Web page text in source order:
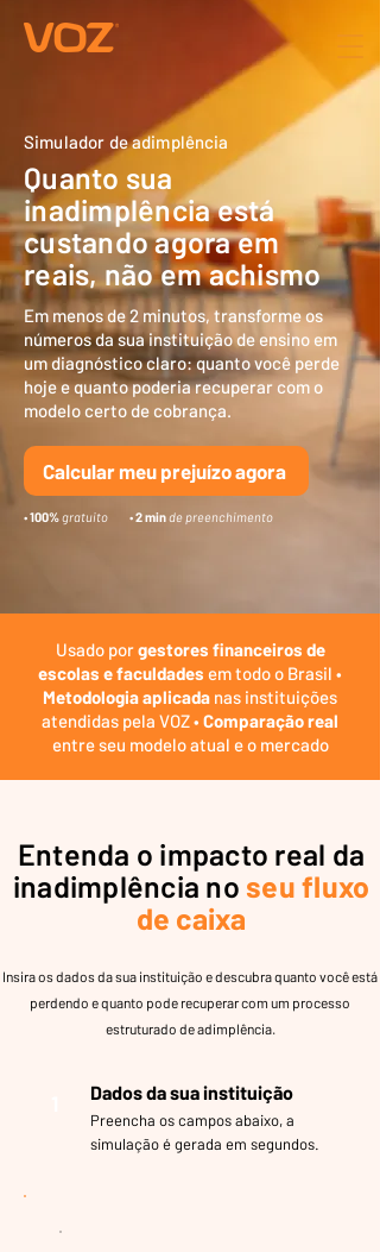
Simulador de adimplência
Quanto sua
inadimplência está
custando agora em
reais, não em achismo
Em menos de 2 minutos, transforme os
números da sua instituição de ensino em
um diagnóstico claro: quanto você perde
hoje e quanto poderia recuperar com o
modelo certo de cobrança.
Calcular meu prejuízo agora
•100%gratuito •2 minde preenchimento
Usado porgestores financeiros de
escolas e faculdades em todo o Brasil •
Metodologia aplicada nas instituições
atendidas pela VOZ • Comparação real
entre seu modelo atual e o mercado
Entenda o impacto real da
inadimplência no seu fluxo
de caixa
Insira os dados da sua instituição e descubra quanto você está
perdendo e quanto pode recuperar com um processo
estruturado de adimplência.
Dados da sua instituição
Preencha os campos abaixo, a
simulação é gerada em segundos.